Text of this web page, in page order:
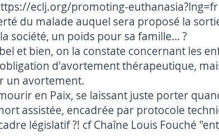
eclj.org/promoting-euthanasia?lng=fr
du malade auquel sera proposé la
société, un poids pour sa famille… ?
et bien, on la constate concernant les
d'avortement thérapeutique,
un avortement.
en Paix, se laissant juste porter
assistée, encadrée par protocole
législatif ?! cf Chaîne Louis Fouché